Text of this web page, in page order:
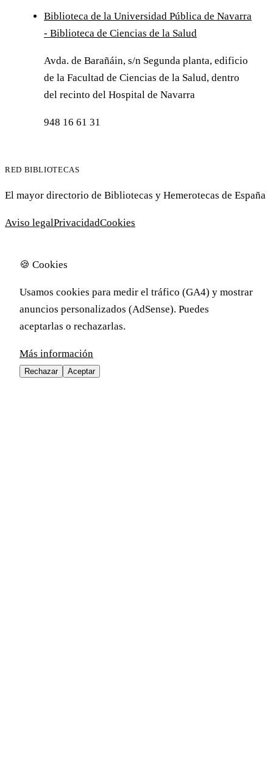
Biblioteca de la Universidad Pública de Navarra
- Biblioteca de Ciencias de la Salud
Avda. de Barañáin, s/n Segunda planta, edificio
de la Facultad de Ciencias de la Salud, dentro
del recinto del Hospital de Navarra
948 16 61 31
RED BIBLIOTECAS
El mayor directorio de Bibliotecas y Hemerotecas de España
Aviso legalPrivacidadCookies
🍪 Cookies
Usamos cookies para medir el tráfico (GA4) y mostrar
anuncios personalizados (AdSense). Puedes
aceptarlas o rechazarlas.
Más información
Rechazar Aceptar